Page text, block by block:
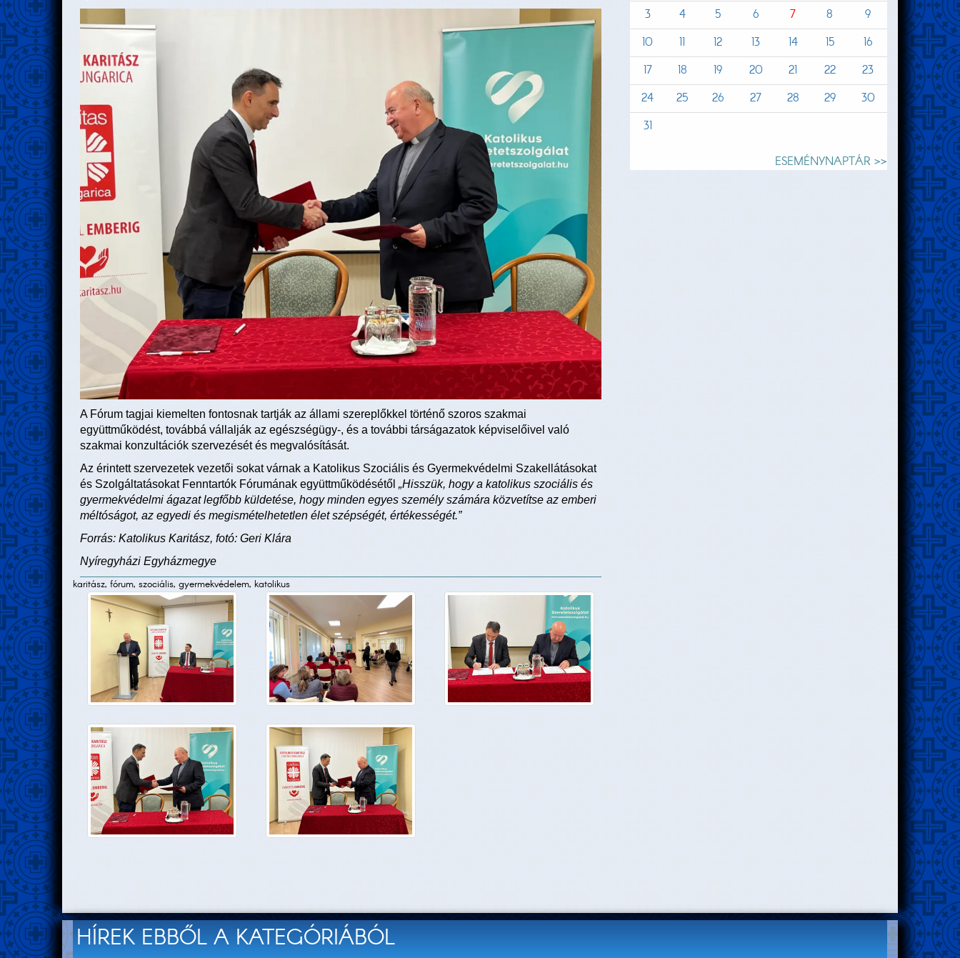
A Fórum tagjai kiemelten fontosnak tartják az állami szereplőkkel történő szoros szakmai
együttműködést, továbbá vállalják az egészségügy-, és a további társágazatok képviselőivel való
szakmai konzultációk szervezését és megvalósítását.
Az érintett szervezetek vezetői sokat várnak a Katolikus Szociális és Gyermekvédelmi Szakellátásokat
és Szolgáltatásokat Fenntartók Fórumának együttműködésétől „Hisszük, hogy a katolikus szociális és
gyermekvédelmi ágazat legfőbb küldetése, hogy minden egyes személy számára közvetítse az emberi
méltóságot, az egyedi és megismételhetetlen élet szépségét, értékességét.”
Forrás: Katolikus Karitász, fotó: Geri Klára
Nyíregyházi Egyházmegye
karitász, fórum, szociális, gyermekvédelem, katolikus
3
4 5 6 7 8
9
10
11 12 13 14 15
16
17
18 19 20 21 22
23
24
25 26 27 28 29
30
31
ESEMÉNYNAPTÁR >>
HÍREK EBBŐL A KATEGÓRIÁBÓL